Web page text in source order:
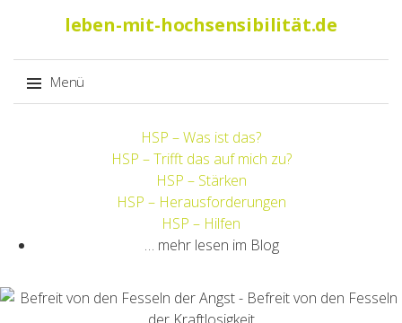
leben-mit-hochsensibilität.de
Menü
HSP – Was ist das?
HSP – Trifft das auf mich zu?
HSP – Stärken
HSP – Herausforderungen
HSP – Hilfen
… mehr lesen im Blog